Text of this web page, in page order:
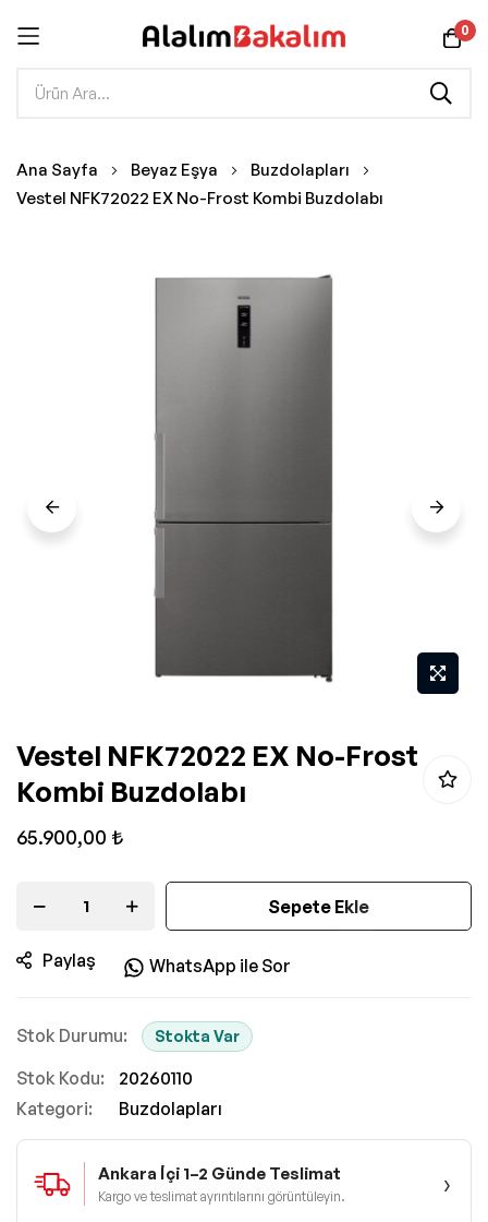
0
İçeriğe
geç
Ana Sayfa Beyaz Eşya
Buzdolapları
Vestel NFK72022 EX No-Frost Kombi Buzdolabı
galerisinin
başlangıcına
Vestel NFK72022 EX No-Frost
Kombi Buzdolabı
65.900,00 ₺
Sepete Ekle
Paylaş WhatsApp ile Sor
Stokta Var
Stok Kodu
20260110
Kategori:
Buzdolapları
Ankara İçi 1–2 Günde Teslimat
Kargo ve teslimat ayrıntılarını görüntüleyin. ›